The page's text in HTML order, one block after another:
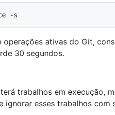
operações ativas do Git,
30 segundos.
trabalhos em execução,
ignorar esses trabalhos com